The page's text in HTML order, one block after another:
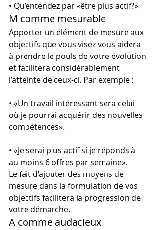
• Qu’entendez par «être plus actif?»
M comme mesurable
Apporter un élément de mesure aux
objectifs que vous visez vous aidera
à prendre le pouls de votre évolution
et facilitera considérablement
l’atteinte de ceux-ci. Par exemple :
• «Un travail intéressant sera celui
où je pourrai acquérir des nouvelles
compétences».
• «Je serai plus actif si je réponds à
au moins 6 offres par semaine».
Le fait d’ajouter des moyens de
mesure dans la formulation de vos
objectifs facilitera la progression de
votre démarche.
A comme audacieux